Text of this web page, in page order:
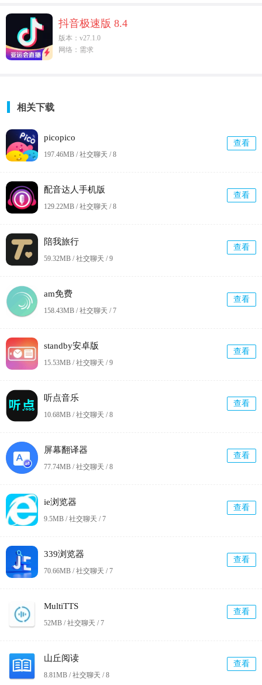
抖音极速版 8.4
版本：v27.1.0
网络：需求
相关下载
picopico
197.46MB / 社交聊天 /8
查看
配音达人手机版
129.22MB / 社交聊天 /8
查看
陪我旅行
59.32MB / 社交聊天 /9
查看
am免费
158.43MB / 社交聊天 /7
查看
standby安卓版
15.53MB / 社交聊天 /9
查看
听点音乐
10.68MB / 社交聊天 /8
查看
屏幕翻译器
77.74MB / 社交聊天 /8
查看
ie浏览器
9.5MB / 社交聊天 /7
查看
339浏览器
70.66MB / 社交聊天 /7
查看
MultiTTS
52MB / 社交聊天 /7
查看
山丘阅读
8.81MB / 社交聊天 /8
查看